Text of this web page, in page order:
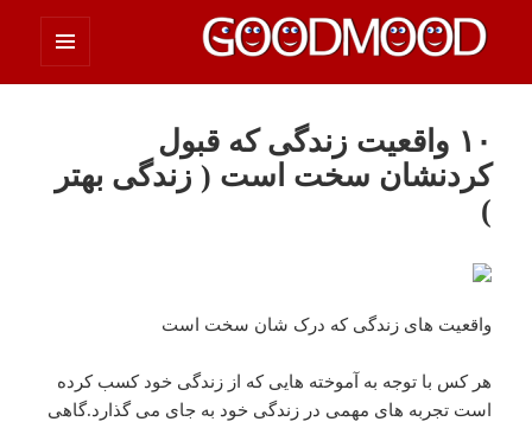
چیزای خووب مووب
۱۰ واقعیت زندگی که قبول
کردنشان سخت است ( زندگی بهتر
)
واقعیت های زندگی که درک شان سخت است
هر کس با توجه به آموخته هایی که از زندگی خود کسب کرده
است تجربه های مهمی در زندگی خود به جای می گذارد.گاهی